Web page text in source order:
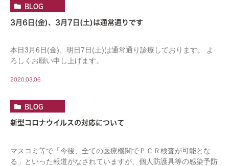
BLOG
3月6日(金)、3月7日(土)は通常通りです
本日3月6日(金)、明日7日(土)は通常通り診療しております。 よ
ろしくお願い申し上げます。
2020.03.06
BLOG
新型コロナウイルスの対応について
マスコミ等で「今後、全ての医療機関でＰＣＲ検査が可能とな
る」といった報道がなされていますが、個人防護具等の感染予防